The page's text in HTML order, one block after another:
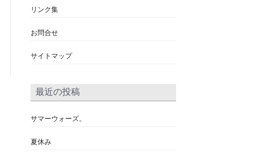
リンク集
お問合せ
サイトマップ
最近の投稿
サマーウォーズ。
夏休み